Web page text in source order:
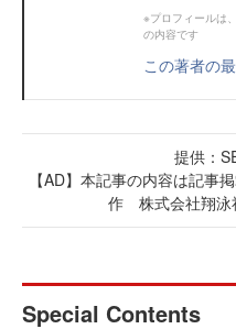
※プロフィールは
の内容です
この著者の
提供：
【AD】本記事の内容は記
作 株式会社翔泳
Special Contents